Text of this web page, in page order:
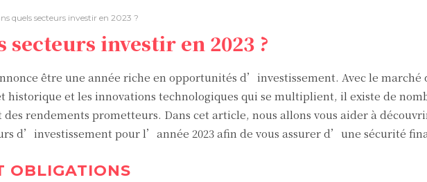
quels secteurs investir en 2023 ?
secteurs investir en 2023 ?
être une année riche en opportunités d’investissement. Avec le marché
historique et les innovations technologiques qui se multiplient, il existe de
rendements prometteurs. Dans cet article, nous allons vous aider à
d’investissement pour l’année 2023 afin de vous assurer d’une sécurité
OBLIGATIONS